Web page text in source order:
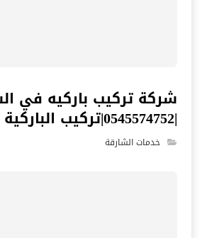
شركة تركيب باركيه في
|0545574752|تركيب الباركية
خدمات الشارقة